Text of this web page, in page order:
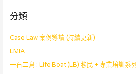
分類
Case Law 案例導讀 (持續更新)
LMIA
一石二鳥 : Life Boat (LB) 移民 + 專業培訓系列